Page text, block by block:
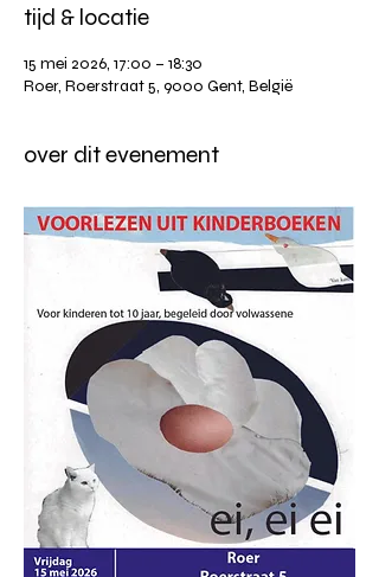
tijd & locatie
15 mei 2026, 17:00 – 18:30
Roer, Roerstraat 5, 9000 Gent, België
over dit evenement